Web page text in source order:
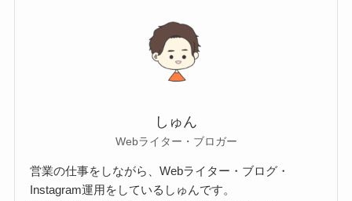
しゅん
Webライター・ブロガー
営業の仕事をしながら、Webライター・ブログ・
Instagram運用をしているしゅんです。